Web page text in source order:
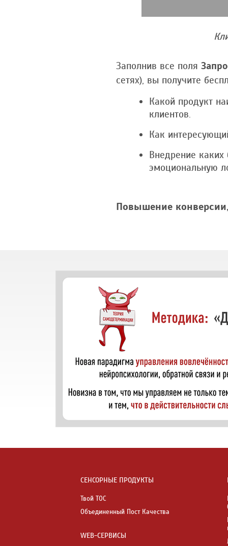
Заполнив все поля
сетях), вы получите
Какой продукт
клиентов.
Как
Внедрение
эмоциональную
Повышение конверсии,
СЕНСОРНЫЕ ПРОДУКТЫ
Твой ТОС
Объединенный Пост Качества
WEB-СЕРВИСЫ